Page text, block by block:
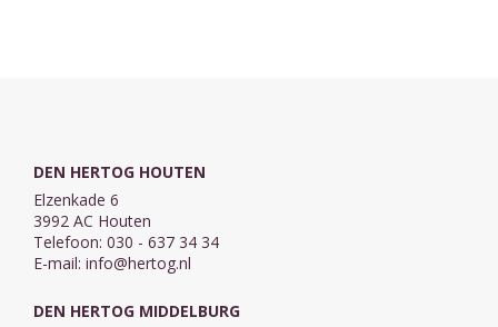
DEN HERTOG HOUTEN
Elzenkade 6
3992 AC Houten
Telefoon: 030 - 637 34 34
E-mail: info@hertog.nl
DEN HERTOG MIDDELBURG